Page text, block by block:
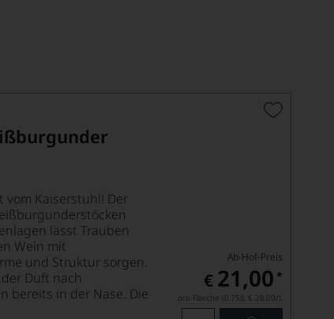
vom Kaiserstuhl! Der
lässt Trauben
Wein mit
und Struktur sorgen.
Duft nach
bereits in der Nase. Die
Ab-Hof-Preis
€ 21,00 *
pro Flasche (0.75l), € 28,00/L